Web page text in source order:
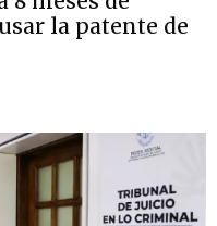
la patente de